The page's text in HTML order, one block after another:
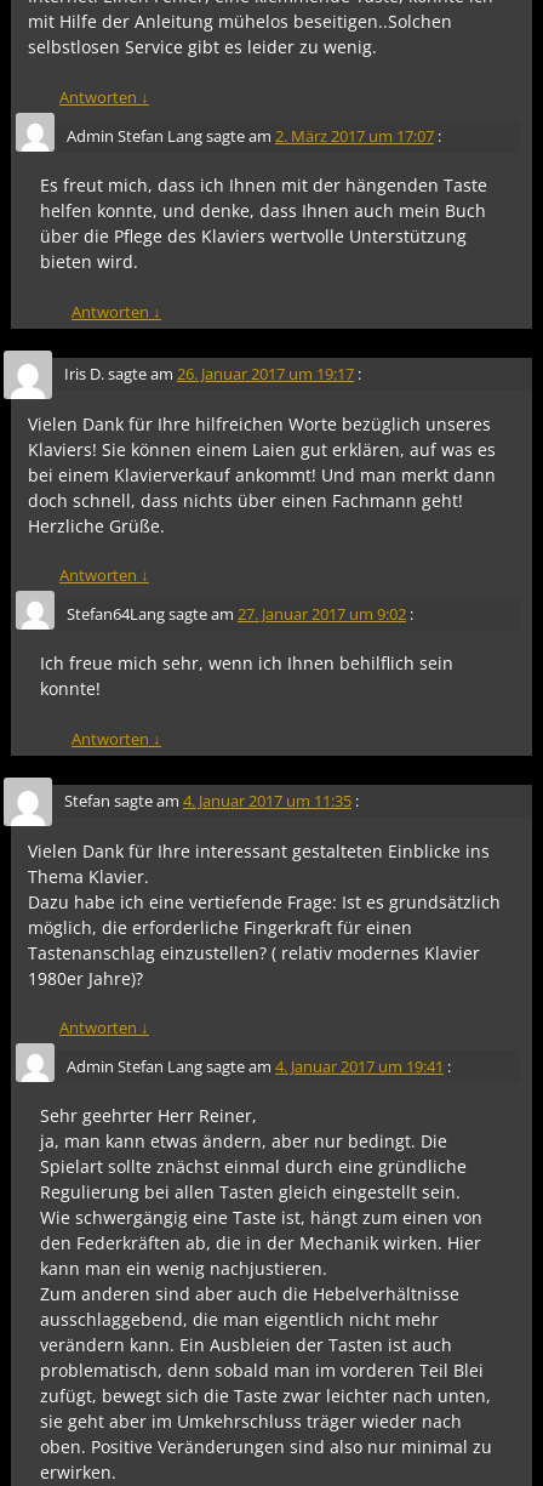
mit Hilfe der Anleitung mühelos beseitigen..Solchen
selbstlosen Service gibt es leider zu wenig.
Antworten ↓
Admin Stefan Langsagte am 2. März 2017 um 17:07 :
Es freut mich, dass ich Ihnen mit der hängenden Taste
helfen konnte, und denke, dass Ihnen auch mein Buch
über die Pflege des Klaviers wertvolle Unterstützung
bieten wird.
Antworten ↓
Iris D.sagte am 26. Januar 2017 um 19:17 :
Vielen Dank für Ihre hilfreichen Worte bezüglich unseres
Klaviers! Sie können einem Laien gut erklären, auf was es
bei einem Klavierverkauf ankommt! Und man merkt dann
doch schnell, dass nichts über einen Fachmann geht!
Herzliche Grüße.
Antworten ↓
Stefan64Langsagte am 27. Januar 2017 um 9:02 :
Ich freue mich sehr, wenn ich Ihnen behilflich sein
konnte!
Antworten ↓
Stefan sagte am 4. Januar 2017 um 11:35 :
Vielen Dank für Ihre interessant gestalteten Einblicke ins
Thema Klavier.
Dazu habe ich eine vertiefende Frage: Ist es grundsätzlich
möglich, die erforderliche Fingerkraft für einen
Tastenanschlag einzustellen? ( relativ modernes Klavier
1980er Jahre)?
Antworten ↓
Admin Stefan Langsagte am 4. Januar 2017 um 19:41 :
Sehr geehrter Herr Reiner,
ja, man kann etwas ändern, aber nur bedingt. Die
Spielart sollte znächst einmal durch eine gründliche
Regulierung bei allen Tasten gleich eingestellt sein.
Wie schwergängig eine Taste ist, hängt zum einen von
den Federkräften ab, die in der Mechanik wirken. Hier
kann man ein wenig nachjustieren.
Zum anderen sind aber auch die Hebelverhältnisse
ausschlaggebend, die man eigentlich nicht mehr
verändern kann. Ein Ausbleien der Tasten ist auch
problematisch, denn sobald man im vorderen Teil Blei
zufügt, bewegt sich die Taste zwar leichter nach unten,
sie geht aber im Umkehrschluss träger wieder nach
oben. Positive Veränderungen sind also nur minimal zu
erwirken.